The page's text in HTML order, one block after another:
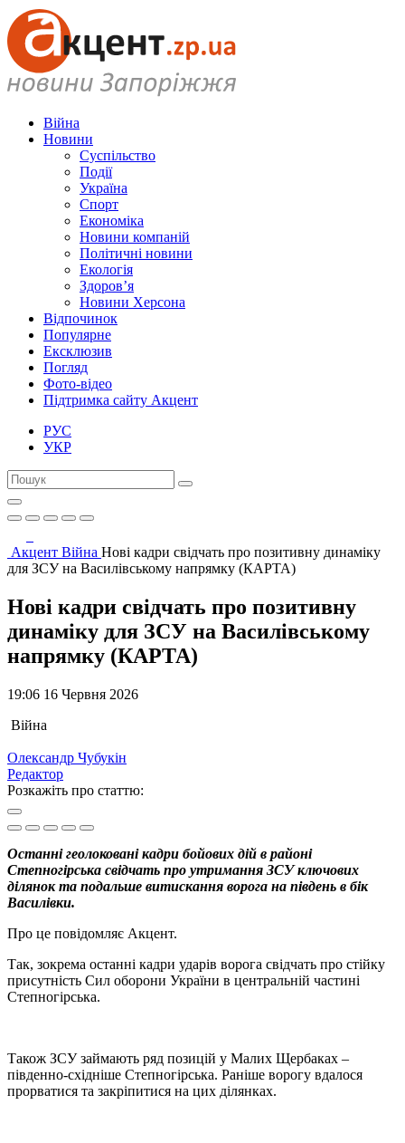
Війна
Новини
Суспільство
Події
Україна
Спорт
Економіка
Новини компаній
Політичні новини
Екологія
Здоров’я
Новини Херсона
Відпочинок
Популярне
Ексклюзив
Погляд
Фото-відео
Підтримка сайту Акцент
РУС
УКР
Акцент Війна Нові кадри свідчать про позитивну динаміку
для ЗСУ на Василівському напрямку (КАРТА)
Нові кадри свідчать про позитивну
динаміку для ЗСУ на Василівському
напрямку (КАРТА)
19:06 16 Червня 2026
Війна
Олександр Чубукін
Редактор
Розкажіть про статтю:
Останні геолоковані кадри бойових дій в районі
Степногірська свідчать про утримання ЗСУ ключових
ділянок та подальше витискання ворога на південь в бік
Василівки.
Про це повідомляє Акцент.
Так, зокрема останні кадри ударів ворога свідчать про стійку
присутність Сил оборони України в центральній частині
Степногірська.
Також ЗСУ займають ряд позицій у Малих Щербаках –
південно-східніше Степногірська. Раніше ворогу вдалося
прорватися та закріпитися на цих ділянках.